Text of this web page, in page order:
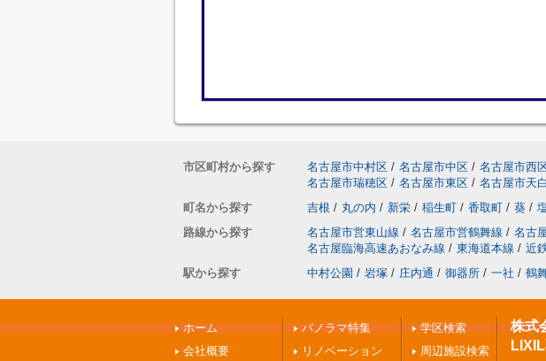
市区町村から探す 名古屋市中村区 / 名古屋市中区 / 名古屋市西
名古屋市瑞穂区 / 名古屋市東区 / 名古屋市天
町名から探す
吉根 / 丸の内 / 新栄 / 稲生町 / 香取町 / 葵 /
路線から探す
名古屋市営東山線 / 名古屋市営鶴舞線 / 名古
名古屋臨海高速あおなみ線 / 東海道本線 / 近
駅から探す
中村公園 / 岩塚 / 庄内通 / 御器所 / 一社 / 鶴
ホーム
会社概要
パノラマ特集
リノベーション
学区検索
周辺施設検索
株式